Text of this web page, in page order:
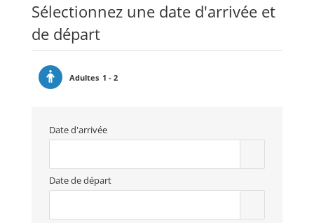
Sélectionnez une date d'arrivée et
de départ
Adultes 1 - 2
Date d'arrivée
Date de départ